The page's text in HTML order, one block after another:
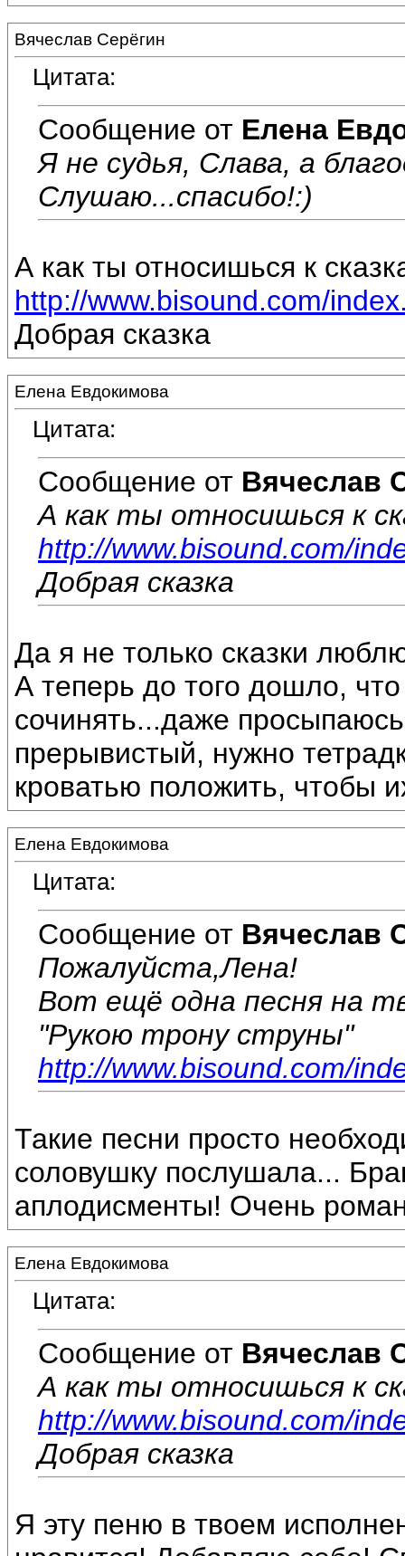
Вячеслав Серёгин
Цитата:
Сообщение от Елена
Я не судья, Слава, а
Слушаю...спасибо!:)
А как ты относишься к
http://www.bisound.com/
Добрая сказка
Елена Евдокимова
Цитата:
Сообщение от Вячеслав
А как ты относишься к
http://www.bisound.com/
Добрая сказка
Да я не только сказки
А теперь до того дошло,
сочинять...даже
прерывистый, нужно
кроватью положить, чтобы
Елена Евдокимова
Цитата:
Сообщение от Вячеслав
Пожалуйста,Лена!
Вот ещё одна песня на
"Рукою трону струны"
http://www.bisound.com/
Такие песни просто
соловушку послушала...
аплодисменты! Очень
Елена Евдокимова
Цитата:
Сообщение от Вячеслав
А как ты относишься к
http://www.bisound.com/
Добрая сказка
Я эту пеню в твоем